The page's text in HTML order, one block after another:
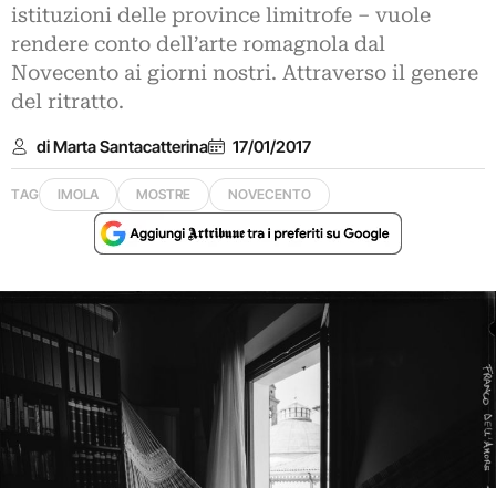
istituzioni delle province limitrofe – vuole
rendere conto dell’arte romagnola dal
Novecento ai giorni nostri. Attraverso il genere
del ritratto.
di Marta Santacatterina 17/01/2017
TAG IMOLA MOSTRE NOVECENTO